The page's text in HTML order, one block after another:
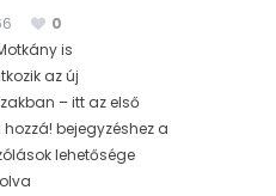
0
is
az új
– itt az első
hozzá! bejegyzéshez a
lehetősége